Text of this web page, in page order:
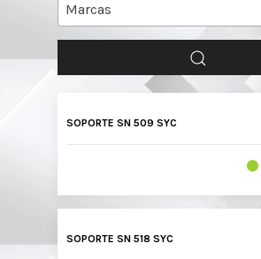
Marcas
SOPORTE SN 509 SYC
SOPORTE SN 518 SYC